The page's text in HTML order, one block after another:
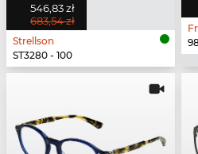
546,83 zł
683,54 zł
Strellson
ST3280 - 100